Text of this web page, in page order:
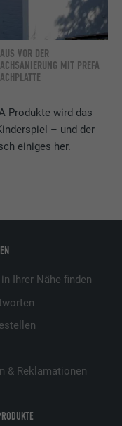
Produkte wird das
– und der
einiges her.
VOR DER
MIT PREFA
Ihrer Nähe finden
& Reklamationen
Networking-Dienst
auf
verfolgen, um
auf den
zu